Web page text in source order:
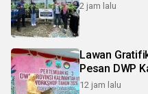
2 jam lalu
Lawan
Pesan DWP
12 jam lalu